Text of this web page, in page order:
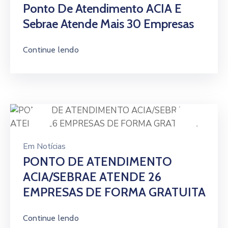
Ponto De Atendimento ACIA E
Sebrae Atende Mais 30 Empresas
Continue lendo
Em Notícias
PONTO DE ATENDIMENTO
ACIA/SEBRAE ATENDE 26
EMPRESAS DE FORMA GRATUITA
Continue lendo